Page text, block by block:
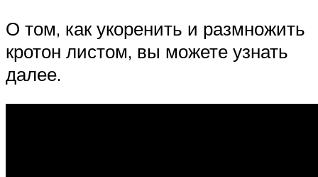
О том, как укоренить и размножить
кротон листом, вы можете узнать
далее.